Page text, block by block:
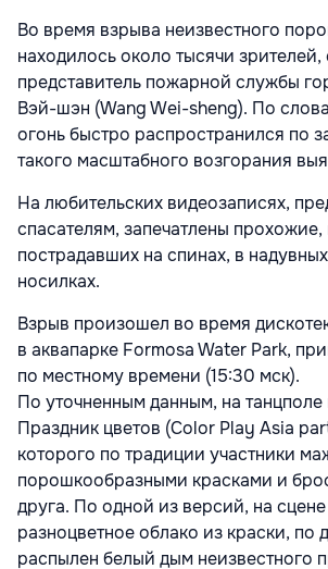
Во время взрыва неизвестного
находилось около тысячи зрителей,
представитель пожарной службы
Вэй-шэн (Wang Wei-sheng). По
огонь быстро распространился по
такого масштабного возгорания
На любительских видеозаписях,
спасателям, запечатлены
пострадавших на спинах, в
носилках.
Взрыв произошел во время
в аквапарке Formosa Water Park,
по местному времени (15:30 мск).
По уточненным данным, на танцполе
Праздник цветов (Color Play Asia
которого по традиции участники
порошкообразными красками и
друга. По одной из версий, на
разноцветное облако из краски, по
распылен белый дым неизвестного